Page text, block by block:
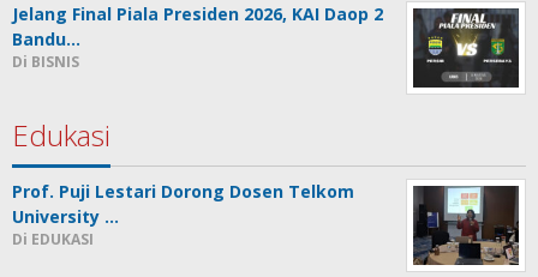
Jelang Final Piala Presiden 2026, KAI Daop 2
Bandu…
Di BISNIS
Edukasi
Prof. Puji Lestari Dorong Dosen Telkom
University …
Di EDUKASI